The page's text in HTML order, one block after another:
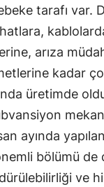
tarafı var.
hatlara,
arıza
kadar
üretimde
ayında
bölümü de
ve